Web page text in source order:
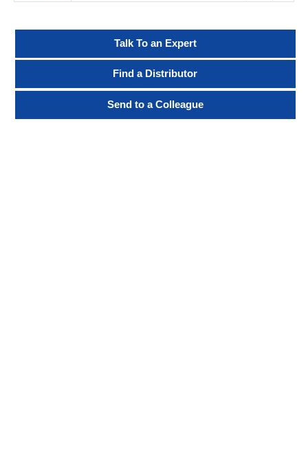
Talk To an Expert
Find a Distributor
Send to a Colleague